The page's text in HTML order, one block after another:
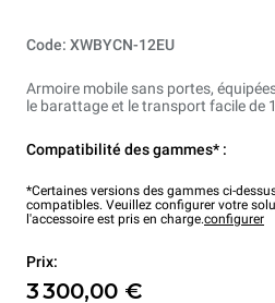
Code: XWBYCN-12EU
Armoire mobile sans portes,
le barattage et le transport facile de
Compatibilité des gammes* :
*Certaines versions des gammes ci-
compatibles. Veuillez configurer votre
l'accessoire est pris en charge.configurer
Prix:
3 300,00 €